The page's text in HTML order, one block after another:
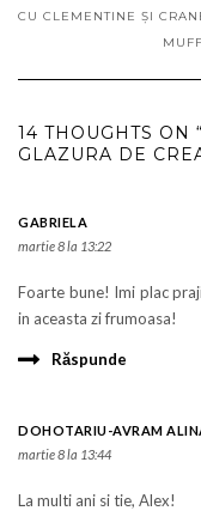
CU CLEMENTINE ȘI
14 THOUGHTS ON
GLAZURA DE
GABRIELA
martie 8 la 13:22
Foarte bune! Imi plac
in aceasta zi frumoasa!
Răspunde
DOHOTARIU-AVRAM
martie 8 la 13:44
La multi ani si tie, Alex!